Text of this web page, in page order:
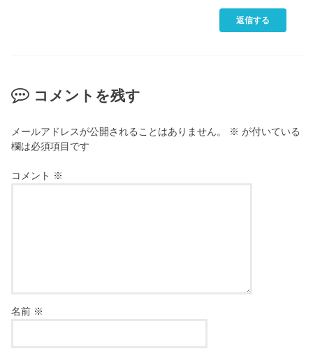
返信する
コメントを残す
メールアドレスが公開されることはありません。 ※ が付いている
欄は必須項目です
コメント ※
名前 ※